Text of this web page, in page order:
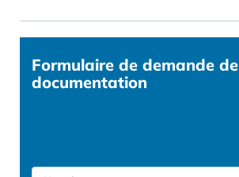
Formulaire de demande de
documentation